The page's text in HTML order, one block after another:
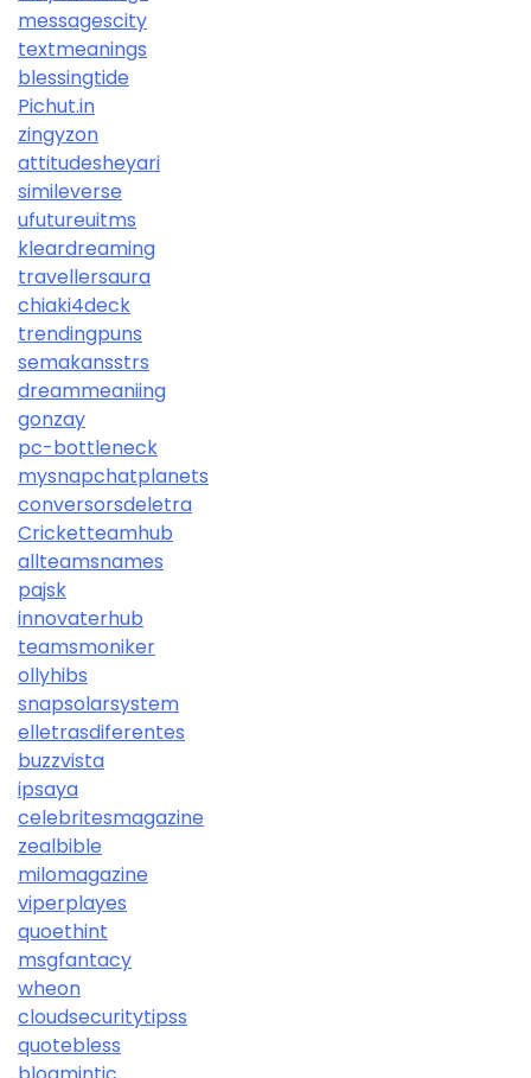
messagescity
textmeanings
blessingtide
Pichut.in
zingyzon
attitudesheyari
simileverse
ufutureuitms
kleardreaming
travellersaura
chiaki4deck
trendingpuns
semakansstrs
dreammeaniing
gonzay
pc-bottleneck
mysnapchatplanets
conversorsdeletra
Cricketteamhub
allteamsnames
pajsk
innovaterhub
teamsmoniker
ollyhibs
snapsolarsystem
elletrasdiferentes
buzzvista
ipsaya
celebritesmagazine
zealbible
milomagazine
viperplayes
quoethint
msgfantacy
wheon
cloudsecuritytipss
quotebless